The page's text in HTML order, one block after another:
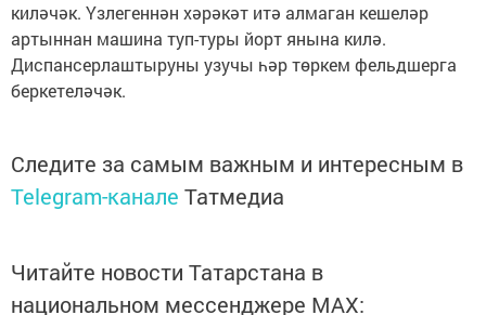
киләчәк. Үзлегеннән хәрәкәт итә алмаган кешеләр
артыннан машина туп-туры йорт янына килә.
Диспансерлаштыруны узучы һәр төркем фельдшерга
беркетеләчәк.
Следите за самым важным и интересным в
Telegram-канале Татмедиа
Читайте новости Татарстана в
национальном мессенджере MАХ: